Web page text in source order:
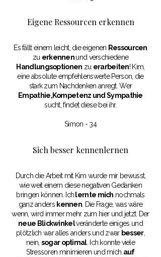
Eigene Ressourcen erkennen
Es fällt einem leicht, die eigenen Ressourcen
zu erkennenund verschiedene
Handlungsoptionen zu erarbeiten! Kim,
eine absolute empfehlenswerte Person, die
stark zum Nachdenken anregt. Wer
Empathie,Kompetenz und Sympathie
sucht, findet diese bei ihr.
Simon - 34
Sich besser kennenlernen
Durch die Arbeit mit Kim wurde mir bewusst,
wie weit einem diese negativen Gedanken
bringen können. Ich lernte mich nochmals
ganz anders kennen . Die Frage, was wäre
wenn, wird immer mehr zum hier und jetzt. Der
neue Blickwinkelveränderte einiges und
plötzlich war alles anders und zwar besser,
nein, sogar optimal. Ich konnte viele
Stressoren minimieren und mich auf